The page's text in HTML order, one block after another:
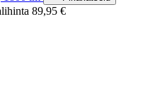
89,95 €